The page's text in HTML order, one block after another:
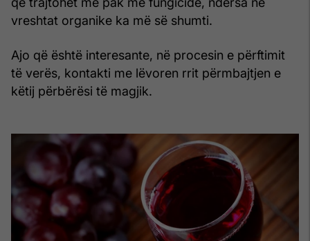
vreshtat organike ka më së shumti.
Ajo që është interesante, në procesin e përftimit
të verës, kontakti me lëvoren rrit përmbajtjen e
këtij përbërësi të magjik.